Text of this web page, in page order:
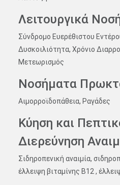
Λειτουργικά
Σύνδρομο Ευερέθιστου
Δυσκοιλιότητα, Χρόνιο
Μετεωρισμός
Νοσήματα
Αιμορροϊδοπάθεια, Ραγάδες
Κύηση και
Διερεύνηση
Σιδηροπενική αναιμία,
έλλειψη βιταμίνης Β12 ,